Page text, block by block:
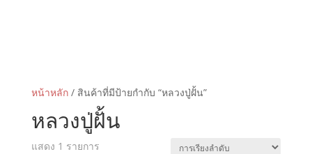
หน้าหลัก/ สินค้าที่มีป้ายกำกับ “หลวงปู่ฝั้น”
หลวงปู่ฝั้น
แสดง 1 รายการ